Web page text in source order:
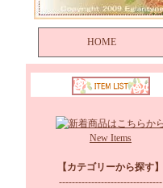
HOME
New Items
【カテゴリーから探す】
--------------------------------